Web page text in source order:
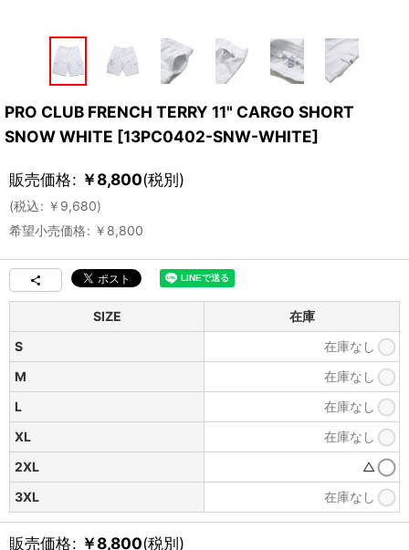
PRO CLUB FRENCH TERRY 11" CARGO SHORT
SNOW WHITE [13PC0402-SNW-WHITE]
販売価格: ￥8,800(税別)
(税込: ￥ 9,680)
希望小売価格: ￥ 8,800
SIZE
在庫
S
在庫なし
M
在庫なし
L
在庫なし
XL
在庫なし
2XL
△
3XL
在庫なし
販売価格: ￥8,800(税別)